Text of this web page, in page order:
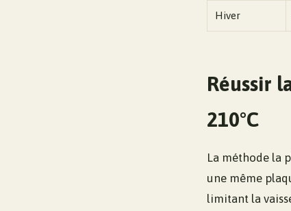
Hiver
Réussir
210°C
La méthode la
une même
limitant la